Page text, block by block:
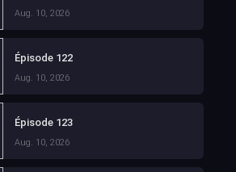
Aug. 10, 2026
Épisode 122
Aug. 10, 2026
Épisode 123
Aug. 10, 2026